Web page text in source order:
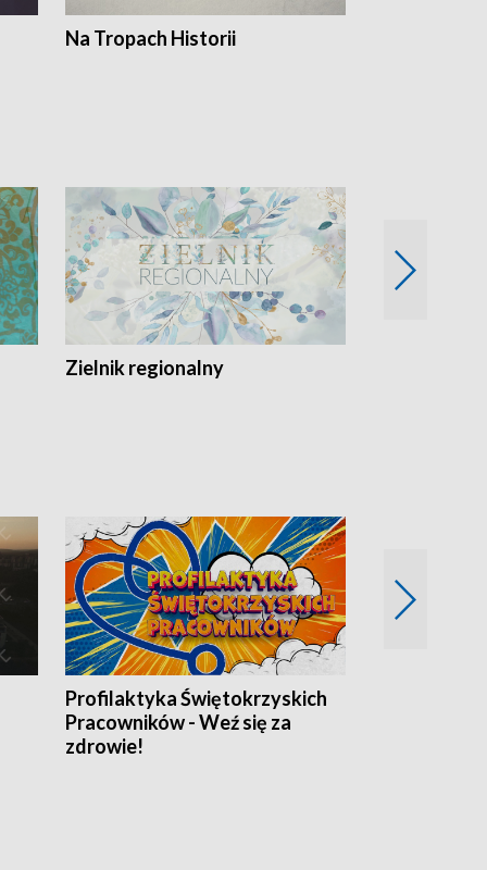
Na Tropach Historii
Zielnik regionalny
Profilaktyka Świętokrzyskich
Pracowników - Weź się za
zdrowie!